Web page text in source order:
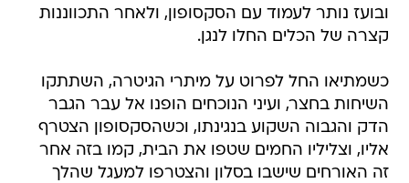
ובועז נותר לעמוד עם הסקסופון, ולאחר התכווננות
קצרה של הכלים החלו לנגן.
כשמתיאו החל לפרוט על מיתרי הגיטרה, השתתקו
השיחות בחצר, ועיני הנוכחים הופנו אל עבר הגבר
הדק והגבוה השקוע בנגינתו, וכשהסקסופון הצטרף
אליו, וצליליו החמים שטפו את הבית, קמו בזה אחר
זה האורחים שישבו בסלון והצטרפו למעגל שהלך